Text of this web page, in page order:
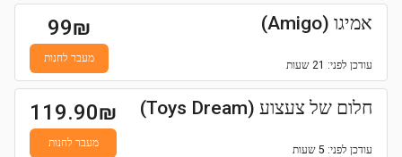
אמיגו (Amigo)
עודכן לפני: 21 שעות
99₪
מעבר לחנות
חלום של צעצוע (Toys Dream)
עודכן לפני: 5 שעות
119.90₪
מעבר לחנות